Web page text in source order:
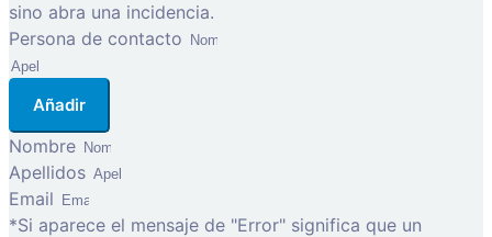
sino abra una incidencia.
Persona de contacto
Añadir
Nombre
Apellidos
Email
*Si aparece el mensaje de "Error" significa que un